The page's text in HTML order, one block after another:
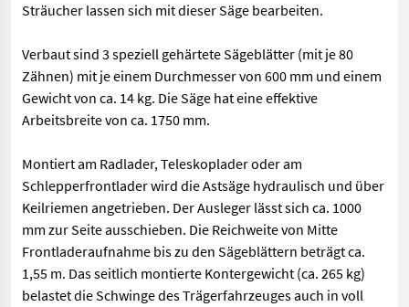
Sträucher lassen sich mit dieser Säge bearbeiten.
Verbaut sind 3 speziell gehärtete Sägeblätter (mit je 80
Zähnen) mit je einem Durchmesser von 600 mm und einem
Gewicht von ca. 14 kg. Die Säge hat eine effektive
Arbeitsbreite von ca. 1750 mm.
Montiert am Radlader, Teleskoplader oder am
Schlepperfrontlader wird die Astsäge hydraulisch und über
Keilriemen angetrieben. Der Ausleger lässt sich ca. 1000
mm zur Seite ausschieben. Die Reichweite von Mitte
Frontladeraufnahme bis zu den Sägeblättern beträgt ca.
1,55 m. Das seitlich montierte Kontergewicht (ca. 265 kg)
belastet die Schwinge des Trägerfahrzeuges auch in voll